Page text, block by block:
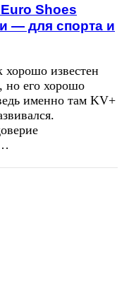
Shoes
— для спорта и
известен
но его хорошо
именно там KV+